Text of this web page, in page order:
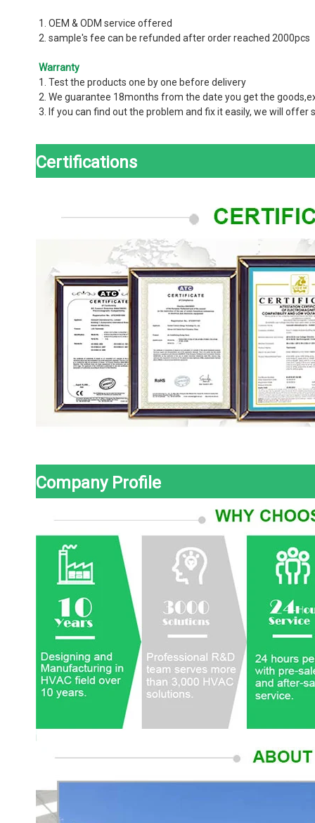
1. OEM & ODM service offered
2. sample's fee can be refunded after order reached 2000pcs
Warranty
1. Test the products one by one before delivery
2. We guarantee 18months from the date you get the
3. If you can find out the problem and fix it easily, we will offer
Certifications
Company Profile